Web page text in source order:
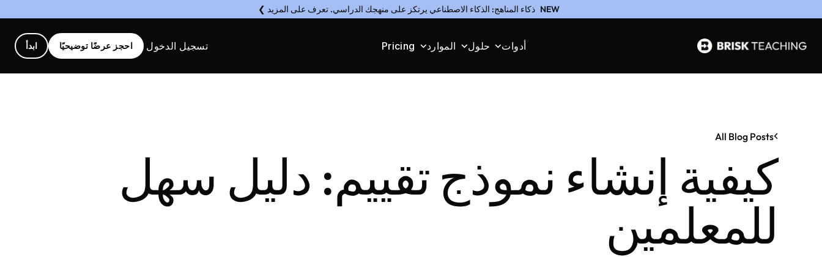
NEW ذكاء المناهج: الذكاء الاصطناعي يرتكز على منهجك الدراسي. تعرف على المزيد ❯
أدوات حلول الموارد Pricing تسجيل الدخول احجز عرضًا توضيحيًا ابدأ
All Blog Posts
كيفية إنشاء نموذج تقييم: دليل سهل
للمعلمين